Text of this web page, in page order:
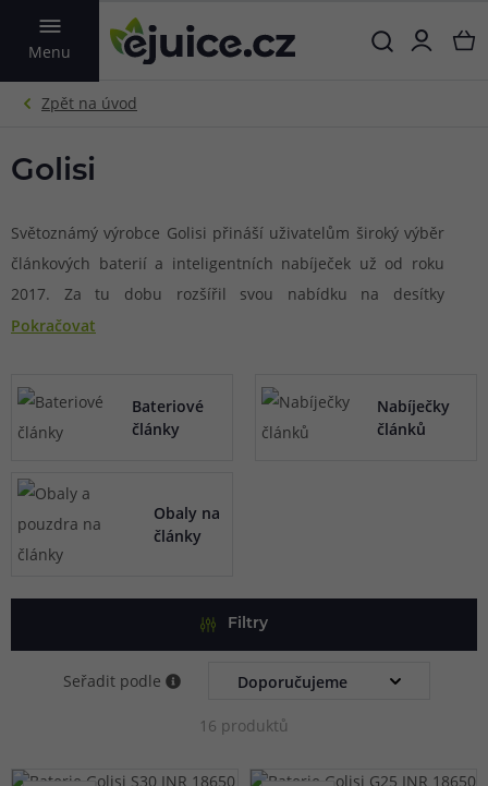
Menu
VYHLEDAT
Golisi
Světoznámý výrobce Golisi přináší uživatelům široký výběr
článkových baterií a inteligentních nabíječek už od roku
2017. Za tu dobu rozšířil svou nabídku na desítky
různorodých modelů nabíječek pro efektivní nabíjení
rozměrů ve vapingu, jako jsou 18650, 21700, 20700 a 18350.
Všechny produkty výrobce se pyšní nejen kvalitou, ale také
celou řadou certifikací a bezpečnostních ochran pro
bezpečné a pohodlné každodenní užívání. Aktuálně
poskytuje výrobce opravdu špičkové příslušenství pro
složitější box mody a e-cigarety, které vás rozhodně
nezklame.
Pokračovat
Bateriové
články
Nabíječky
článků
Obaly na
články
Filtry
Seřadit podle
16 produktů